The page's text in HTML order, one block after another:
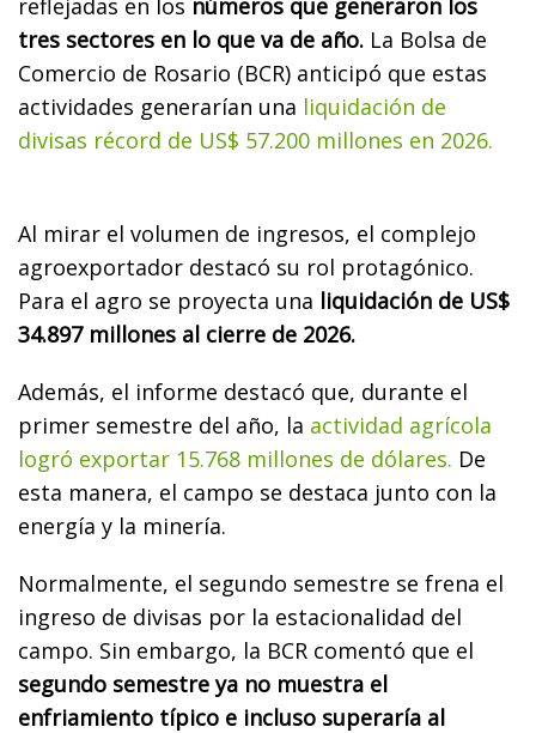
reflejadas en los números que generaron los
tres sectores en lo que va de año. La Bolsa de
Comercio de Rosario (BCR) anticipó que estas
actividades generarían una liquidación de
divisas récord de US$ 57.200 millones en 2026.
Al mirar el volumen de ingresos, el complejo
agroexportador destacó su rol protagónico.
Para el agro se proyecta una liquidación de US$
34.897 millones al cierre de 2026.
Además, el informe destacó que, durante el
primer semestre del año, la actividad agrícola
logró exportar 15.768 millones de dólares. De
esta manera, el campo se destaca junto con la
energía y la minería.
Normalmente, el segundo semestre se frena el
ingreso de divisas por la estacionalidad del
campo. Sin embargo, la BCR comentó que el
segundo semestre ya no muestra el
enfriamiento típico e incluso superaría al